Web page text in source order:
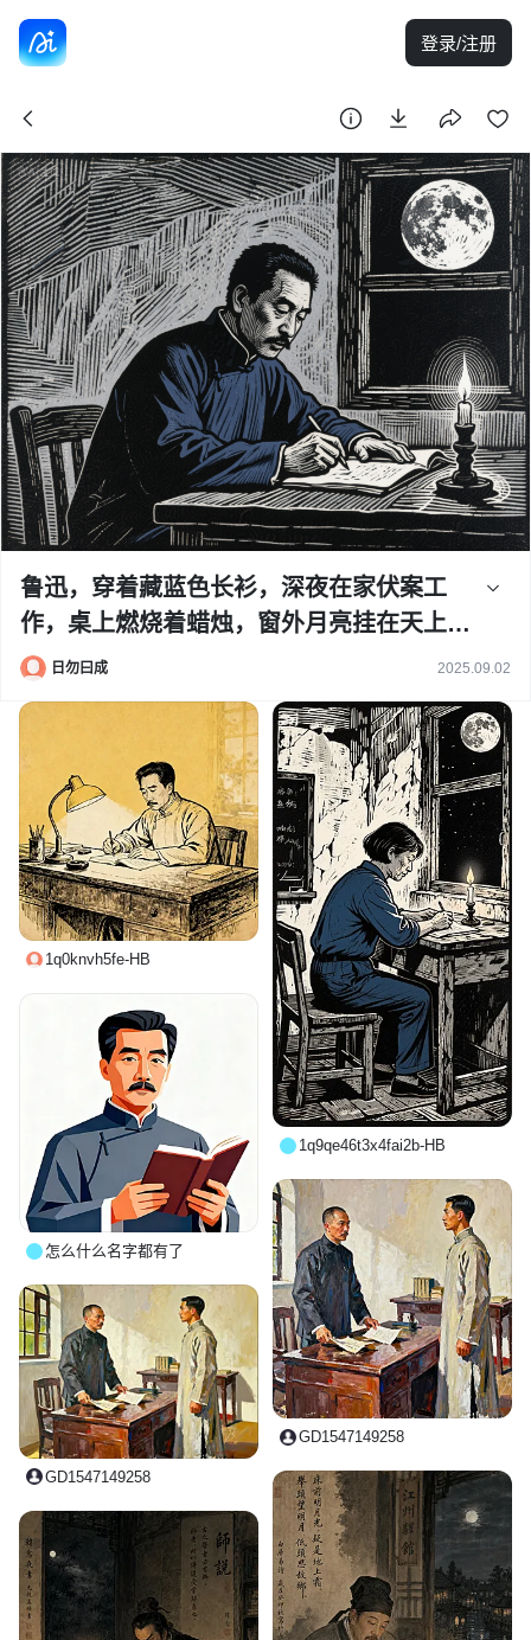
登录/注册
鲁迅，穿着藏蓝色长衫，深夜在家伏案工
作，桌上燃烧着蜡烛，窗外月亮挂在天上，
版画风格，线条粗犷有力，黑白对比强烈，
关系，密集线条呈现印刷感，精致凹版印刷
线条表现明暗关系，灰色网点印刷背景
日勿曰成 2025.09.02
1q0knvh5fe-HB
1q9qe46t3x4fai2b-HB
怎么什么名字都有了
GD1547149258
GD1547149258